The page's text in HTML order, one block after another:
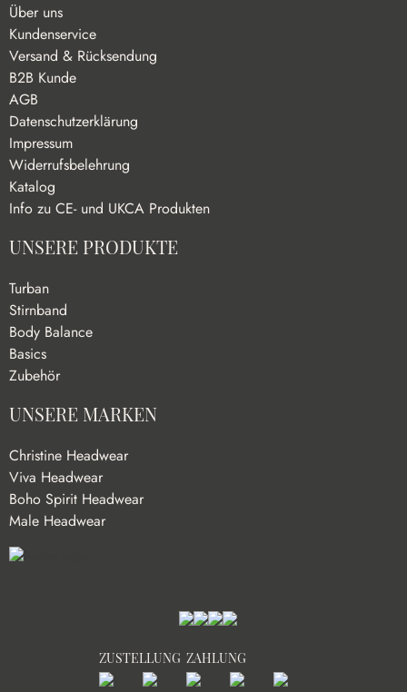
Über uns
Kundenservice
Versand & Rücksendung
B2B Kunde
AGB
Datenschutzerklärung
Impressum
Widerrufsbelehrung
Katalog
Info zu CE- und UKCA Produkten
UNSERE PRODUKTE
Turban
Stirnband
Body Balance
Basics
Zubehör
UNSERE MARKEN
Christine Headwear
Viva Headwear
Boho Spirit Headwear
Male Headwear
ZUSTELLUNG ZAHLUNG